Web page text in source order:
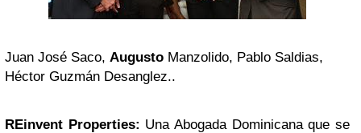
Juan José Saco, Augusto Manzolido, Pablo Saldias,
Héctor Guzmán Desanglez..
REinvent Properties: Una Abogada Dominicana que se